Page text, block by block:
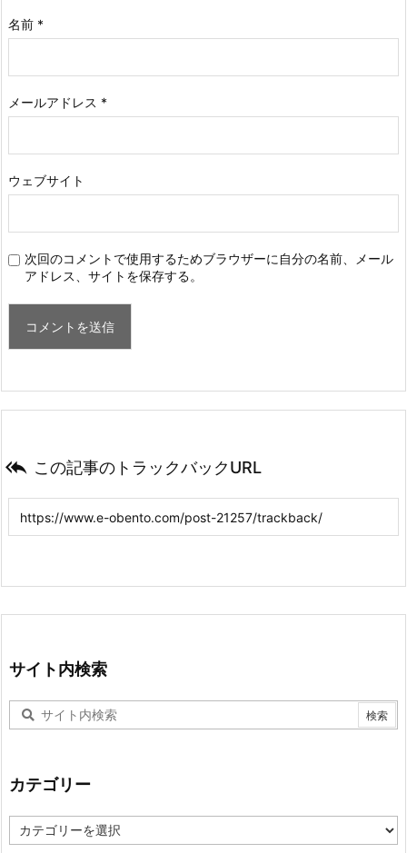
名前 *
メールアドレス *
ウェブサイト
次回のコメントで使用するためブラウザーに自分の名前、メール
アドレス、サイトを保存する。
 この記事のトラックバックURL
サイト内検索
カテゴリー
テ